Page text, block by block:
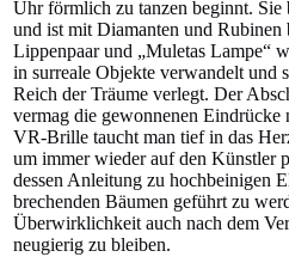
Uhr förmlich zu tanzen beginnt. Sie
und ist mit Diamanten und Rubinen
Lippenpaar und „Muletas Lampe“
in surreale Objekte verwandelt und
Reich der Träume verlegt. Der
vermag die gewonnenen
VR-Brille taucht man tief in das
um immer wieder auf den Künstler
dessen Anleitung zu hochbeinigen
brechenden Bäumen geführt zu
Überwirklichkeit auch nach dem
neugierig zu bleiben.